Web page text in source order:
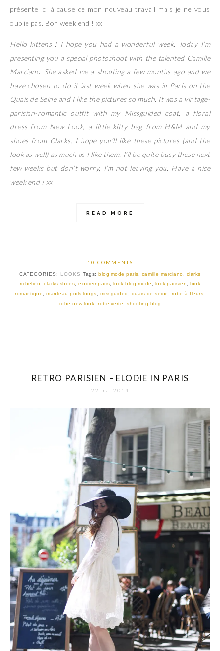
présente ici à cause de mon nouveau travail mais je ne vous
oublie pas. Bon week end ! xx
Hello kittens ! I hope you had a wonderful week. Today I’m
presenting you a special photoshoot with the talented Camille
Marciano. She asked me a shooting a few months ago and we
have chosen to do it last week when she was in Paris on the
Quais de Seine and I like the pictures so much. It was a vintage-
parisian-romantic outfit with my Missguided coat, a floral
dress from New Look, a little kitty bag from H&M and my
shoes from Clarks. I hope you’ll like these pictures (and the
look as well) as much as I like them. I’ll be quite busy these next
few weeks but don’t worry, I’m not leaving you. Have a nice
week end ! xx
READ MORE
10 COMMENTS
CATEGORIES: LOOKS Tags:blog mode paris camille marciano
clarks
richelieu
,clarks shoes ,elodieinparis look blog mode look parisien ,look
romantique
,manteau poils longs missguided quais de seine robe à fleurs
robe new look
robe verte shooting blog
RETRO PARISIEN – ELODIE IN PARIS
22 mai 2014